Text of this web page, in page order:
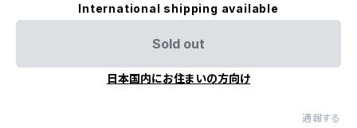
International shipping available
Sold out
日本国内にお住まいの方向け
通報する